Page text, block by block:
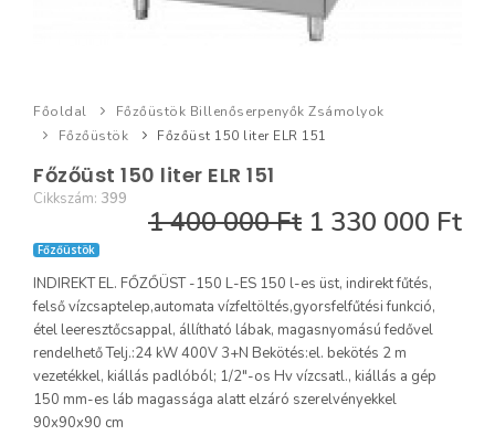
Főoldal
Főzőüstök Billenőserpenyők Zsámolyok
Főzőüstök
Főzőüst 150 liter ELR 151
Főzőüst 150 liter ELR 151
Cikkszám: 399
1 400 000 Ft 1 330 000 Ft
Főzőüstök
INDIREKT EL. FŐZŐÜST -150 L-ES 150 l-es üst, indirekt fűtés,
felső vízcsaptelep,automata vízfeltöltés,gyorsfelfűtési funkció,
étel leeresztőcsappal, állítható lábak, magasnyomású fedővel
rendelhető Telj.:24 kW 400V 3+N Bekötés:el. bekötés 2 m
vezetékkel, kiállás padlóból; 1/2"-os Hv vízcsatl., kiállás a gép
150 mm-es láb magassága alatt elzáró szerelvényekkel
90x90x90 cm